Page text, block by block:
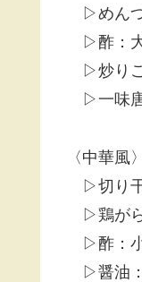
▷めんつ
▷酢：
▷炒りご
▷一味
〈中華風〉
▷切り干
▷鶏がら
▷酢：
▷醤油